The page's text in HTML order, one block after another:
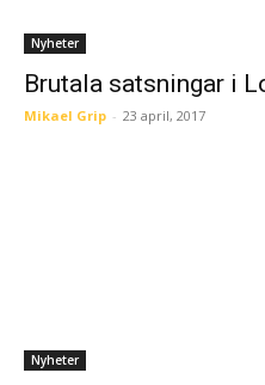
Nyheter
Brutala satsningar i
Mikael Grip - 23 april, 2017
Nyheter